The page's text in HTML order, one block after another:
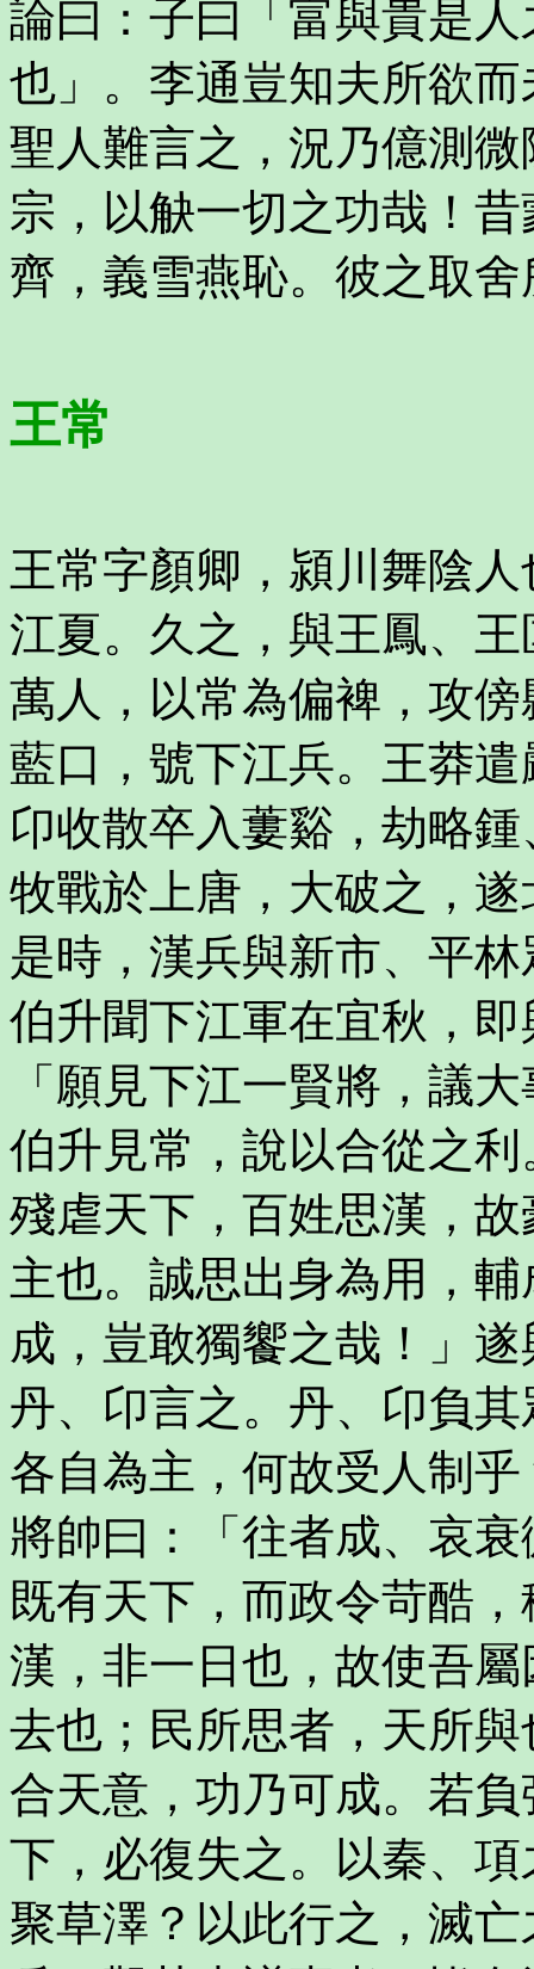
論曰：子曰「富與貴是
也」。李通豈知夫所欲
聖人難言之，況乃億測
宗，以觖一切之功哉！
齊，義雪燕恥。彼之取
王常
王常字顏卿，潁川舞陰
江夏。久之，與王鳳、
萬人，以常為偏裨，攻
藍口，號下江兵。王莽
卬收散卒入蔞谿，劫略
牧戰於上唐，大破之，
是時，漢兵與新市、平
伯升聞下江軍在宜秋，
「願見下江一賢將，議
伯升見常，說以合從之
殘虐天下，百姓思漢，
主也。誠思出身為用，
成，豈敢獨饗之哉！」
丹、卬言之。丹、卬負
各自為主，何故受人制
將帥曰：「往者成、哀
既有天下，而政令苛酷
漢，非一日也，故使吾
去也；民所思者，天所
合天意，功乃可成。若
下，必復失之。以秦、
聚草澤？以此行之，滅